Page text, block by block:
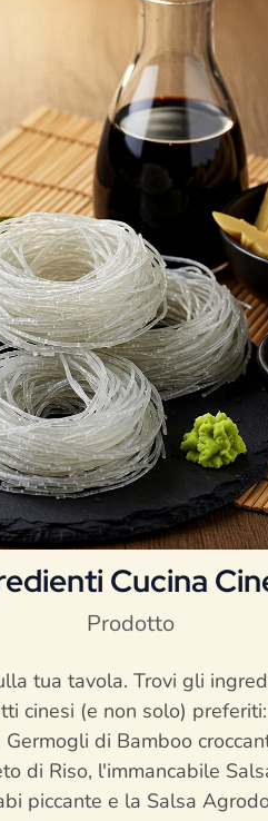
Cucina
Prodotto
tua tavola. Trovi gli
cinesi (e non solo)
di Bamboo
di Riso, l'immancabile
piccante e la Salsa